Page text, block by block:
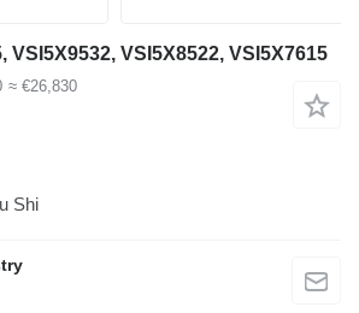
VSI5X9532, VSI5X8522, VSI5X7615
≈ €26,830
Shi